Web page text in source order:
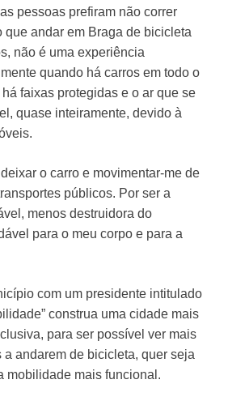
pessoas prefiram não correr
que andar em Braga de bicicleta
não é uma experiência
quando há carros em todo o
faixas protegidas e o ar que se
quase inteiramente, devido à
o carro e movimentar-me de
públicos. Por ser a
menos destruidora do
para o meu corpo e para a
com um presidente intitulado
construa uma cidade mais
para ser possível ver mais
a andarem de bicicleta, quer seja
mobilidade mais funcional.